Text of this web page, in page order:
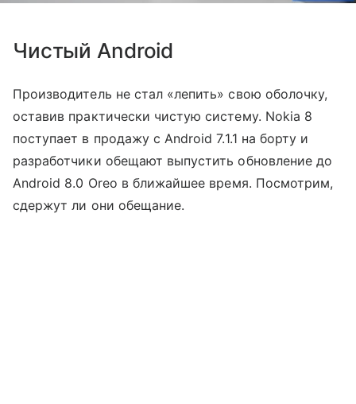
Чистый Android
Производитель не стал «лепить» свою оболочку,
оставив практически чистую систему. Nokia 8
поступает в продажу с Android 7.1.1 на борту и
разработчики обещают выпустить обновление до
Android 8.0 Oreo в ближайшее время. Посмотрим,
сдержут ли они обещание.